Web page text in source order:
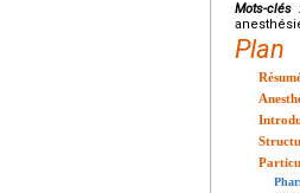
Mots-clés
Plan